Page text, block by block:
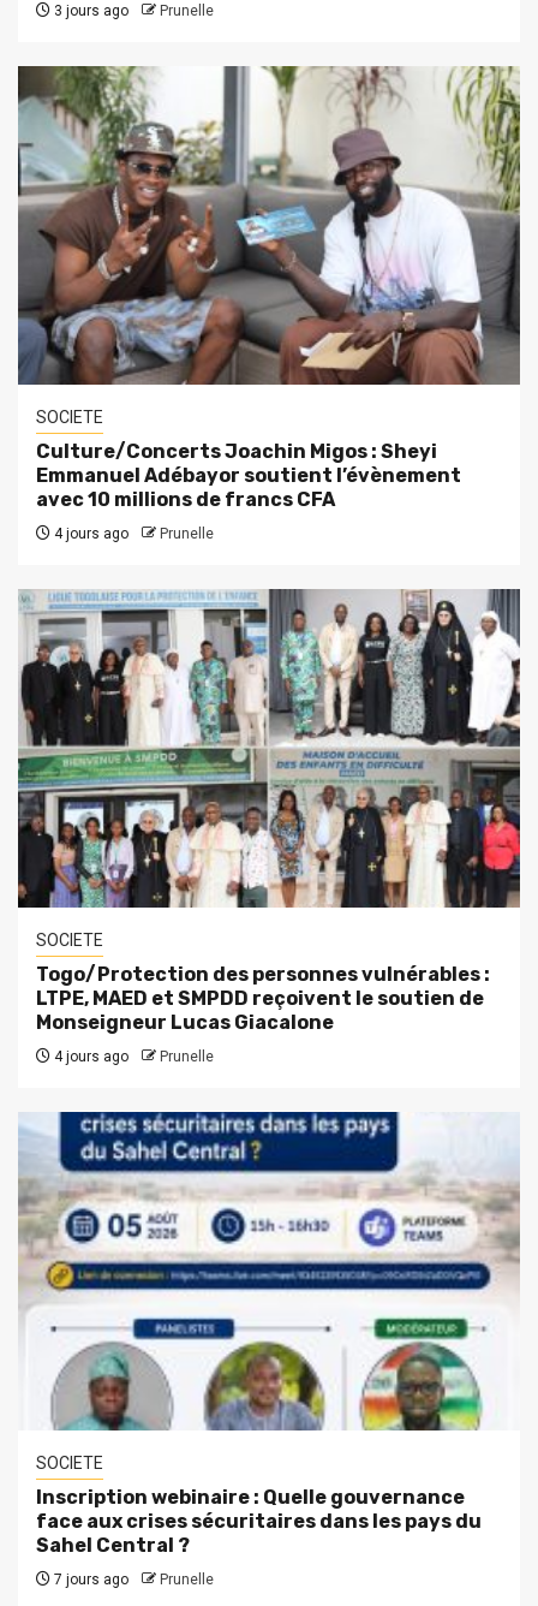
3 jours ago Prunelle
SOCIETE
Culture/Concerts Joachin Migos : Sheyi
Emmanuel Adébayor soutient l’évènement
avec 10 millions de francs CFA
4 jours ago Prunelle
SOCIETE
Togo/Protection des personnes vulnérables :
LTPE, MAED et SMPDD reçoivent le soutien de
Monseigneur Lucas Giacalone
4 jours ago Prunelle
SOCIETE
Inscription webinaire : Quelle gouvernance
face aux crises sécuritaires dans les pays du
Sahel Central ?
7 jours ago Prunelle